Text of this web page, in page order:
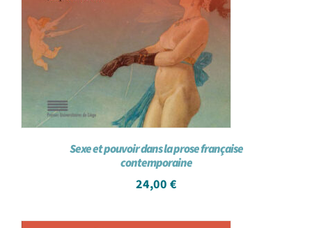
Sexe et pouvoir dans la prose française
contemporaine
24,00 €